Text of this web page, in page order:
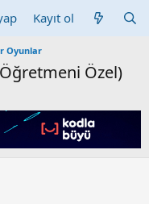
Kayıt ol
Oyunlar
Özel)